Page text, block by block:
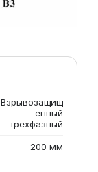
Взрывозащищ
енный
трехфазный
200 мм